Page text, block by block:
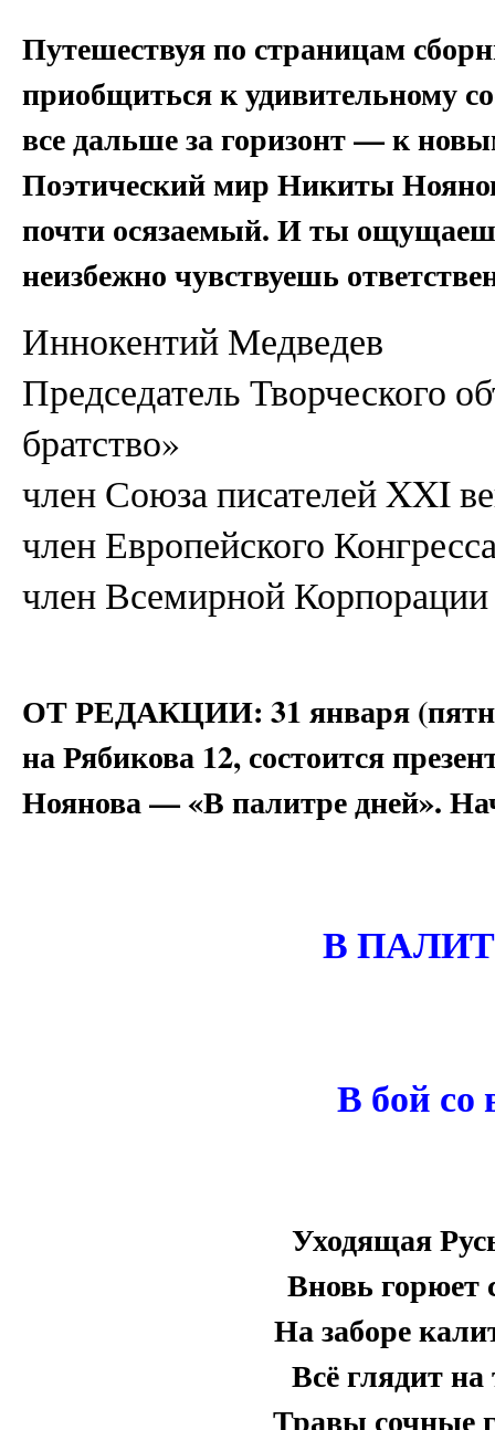
Путешествуя по страницам
приобщиться к удивительному
все дальше за горизонт — к
Поэтический мир Никиты
почти осязаемый. И ты
неизбежно чувствуешь
Иннокентий Медведев
Председатель Творческого
братство»
член Союза писателей XXI
член Европейского
член Всемирной
ОТ РЕДАКЦИИ: 31 января
на Рябикова 12, состоится
Ноянова — «В палитре дней».
В
В бой со
Уходящая
Вновь горюет
На заборе
Всё глядит
Травы сочные